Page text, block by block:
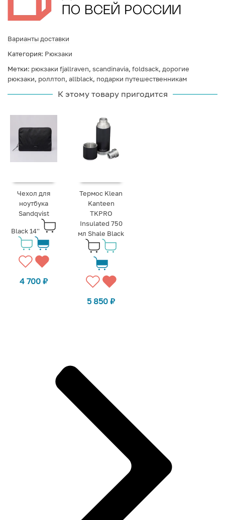
Варианты доставки
Категория: Рюкзаки
Метки: рюкзаки fjallraven, scandinavia, foldsack, дорогие
рюкзаки, роллтоп, allblack, подарки путешественникам
К этому товару пригодится
Чехол для
ноутбука
Sandqvist
Black 14''
4 700₽
Термос Klean
Kanteen
TKPRO
Insulated 750
мл Shale Black
5 850₽